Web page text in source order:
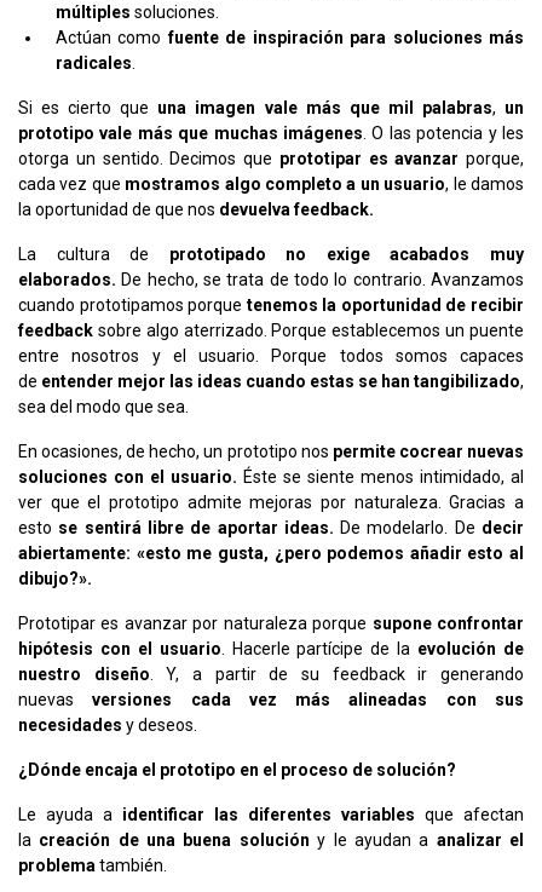
múltiples soluciones.
Actúan comofuente de inspiración para soluciones más
radicales
Si es cierto que una imagen vale más que mil palabras, un
prototipo vale más que muchas imágenes . O las potencia y les
otorga un sentido. Decimos que prototipar es avanzar porque,
cada vez que mostramos algo completo a un usuario, le damos
la oportunidad de que nos devuelva feedback.
La cultura de prototipado no exige acabados muy
elaborados. De hecho, se trata de todo lo contrario. Avanzamos
cuando prototipamos porque tenemos la oportunidad de recibir
feedback sobre algo aterrizado. Porque establecemos un puente
entre nosotros y el usuario. Porque todos somos capaces
de entender mejor las ideas cuando estas se han tangibilizado,
sea del modo que sea.
En ocasiones, de hecho, un prototipo nos permite cocrear nuevas
soluciones con el usuario. Éste se siente menos intimidado, al
ver que el prototipo admite mejoras por naturaleza. Gracias a
esto se sentirá libre de aportar ideas. De modelarlo. De decir
abiertamente: «esto me gusta, ¿pero podemos añadir esto al
dibujo?».
Prototipar es avanzar por naturaleza porque supone confrontar
hipótesis con el usuario . Hacerle partícipe de la evolución de
nuestro diseño . Y, a partir de su feedback ir generando
nuevas versiones cada vez más alineadas con sus
necesidades y deseos.
¿Dónde encaja el prototipo en el proceso de solución?
Le ayuda a identificar las diferentes variables que afectan
la creación de una buena solución y le ayudan a analizar el
problema también.